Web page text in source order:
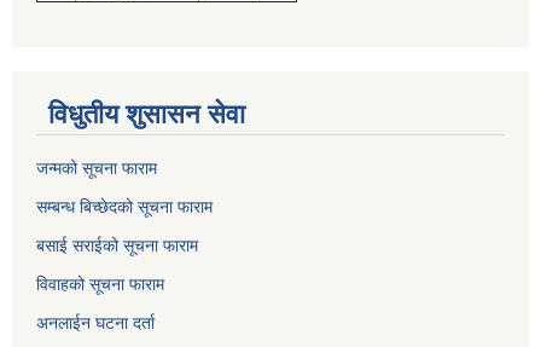
विधुतीय शुसासन सेवा
जन्मको सूचना फाराम
सम्बन्ध बिच्छेदको सूचना फाराम
बसाई सराईको सूचना फाराम
विवाहको सूचना फाराम
अनलाईन घटना दर्ता